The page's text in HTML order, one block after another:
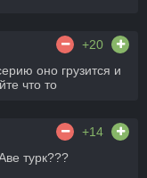
+20
оно грузится и
что то
+14
турк???